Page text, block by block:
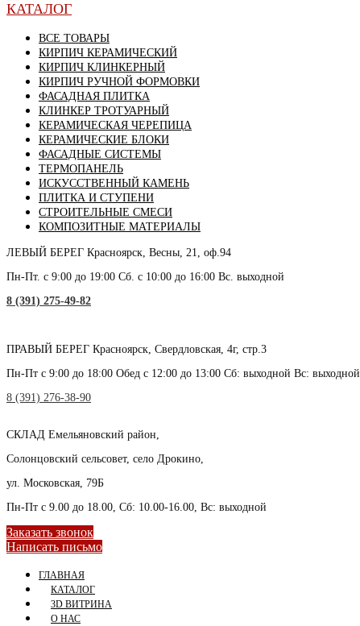
КАТАЛОГ
ВСЕ ТОВАРЫ
КИРПИЧ КЕРАМИЧЕСКИЙ
КИРПИЧ КЛИНКЕРНЫЙ
КИРПИЧ РУЧНОЙ ФОРМОВКИ
ФАСАДНАЯ ПЛИТКА
КЛИНКЕР ТРОТУАРНЫЙ
КЕРАМИЧЕСКАЯ ЧЕРЕПИЦА
КЕРАМИЧЕСКИЕ БЛОКИ
ФАСАДНЫЕ СИСТЕМЫ
ТЕРМОПАНЕЛЬ
ИСКУССТВЕННЫЙ КАМЕНЬ
ПЛИТКА И СТУПЕНИ
СТРОИТЕЛЬНЫЕ СМЕСИ
КОМПОЗИТНЫЕ МАТЕРИАЛЫ
ЛЕВЫЙ БЕРЕГ Красноярск, Весны, 21, оф.94
Пн-Пт. с 9:00 до 19:00 Сб. с 10:00 до 16:00 Вс. выходной
8 (391) 275-49-82
ПРАВЫЙ БЕРЕГ Красноярск, Свердловская, 4г, стр.3
Пн-Пт с 9:00 до 18:00 Обед с 12:00 до 13:00 Сб: выходной Вс: выходной
8 (391) 276-38-90
СКЛАД Емельяновский район,
Солонцовский сельсовет, село Дрокино,
ул. Московская, 79Б
Пн-Пт с 9.00 до 18.00, Сб: 10.00-16.00, Вс: выходной
Заказать звонок
Написать письмо
ГЛАВНАЯ
КАТАЛОГ
3D ВИТРИНА
О НАС